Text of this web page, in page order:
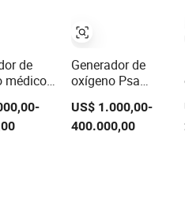
de
médico
de
Generador de
oxígeno Psa
certificado CE e
ISO para llenado
de cilindros
US$ 1.000,00-
400.000,00